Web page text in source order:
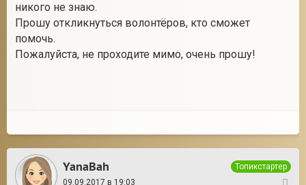
никого не знаю.
Прошу откликнуться волонтёров, кто сможет
помочь.
Пожалуйста, не проходите мимо, очень прошу!
YanaBah
Топикстартер
09.09.2017 в 19:03